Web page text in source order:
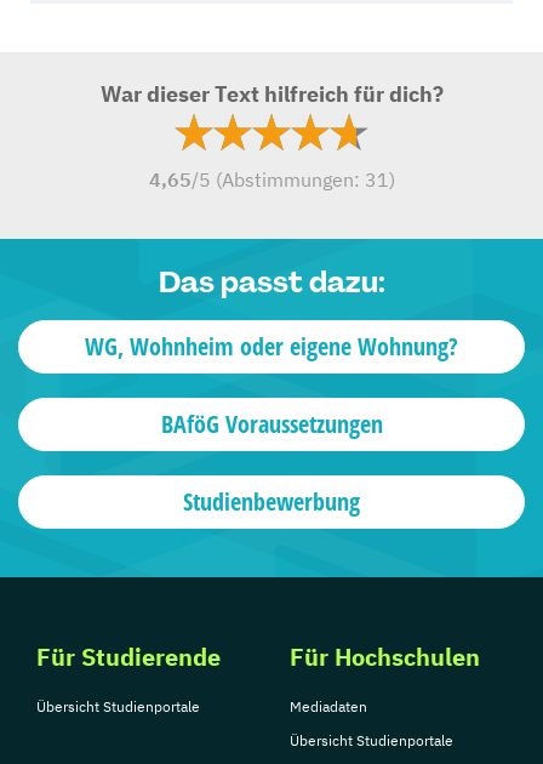
War dieser Text hilfreich für dich?
4,65/5 (Abstimmungen: 31)
Das passt dazu:
WG, Wohnheim oder eigene Wohnung?
BAföG Voraussetzungen
Studienbewerbung
Für Studierende
Übersicht Studienportale
Für Hochschulen
Mediadaten
Übersicht Studienportale